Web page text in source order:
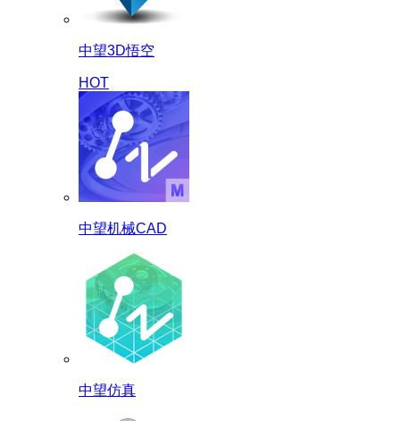
中望3D悟空
HOT
中望机械CAD
中望仿真